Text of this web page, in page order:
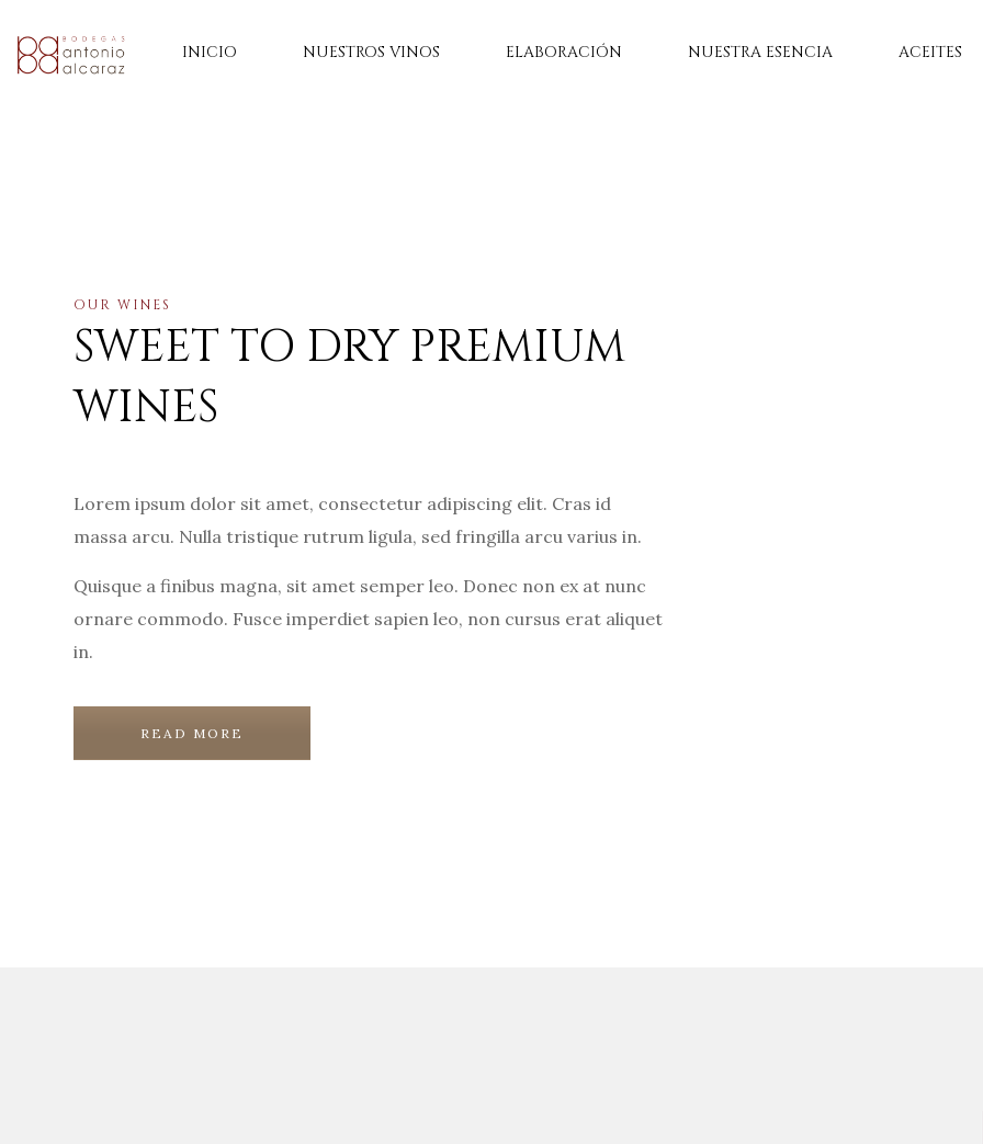
INICIO NUESTROS VINOS ELABORACIÓN NUESTRA ESENCIA ACEITES
OUR WINES
SWEET TO DRY PREMIUM
WINES
Lorem ipsum dolor sit amet, consectetur adipiscing elit. Cras id
massa arcu. Nulla tristique rutrum ligula, sed fringilla arcu varius in.
Quisque a finibus magna, sit amet semper leo. Donec non ex at nunc
ornare commodo. Fusce imperdiet sapien leo, non cursus erat aliquet
in.
READ MORE